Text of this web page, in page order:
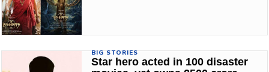
BIG STORIES
Star hero acted in 100 disaster